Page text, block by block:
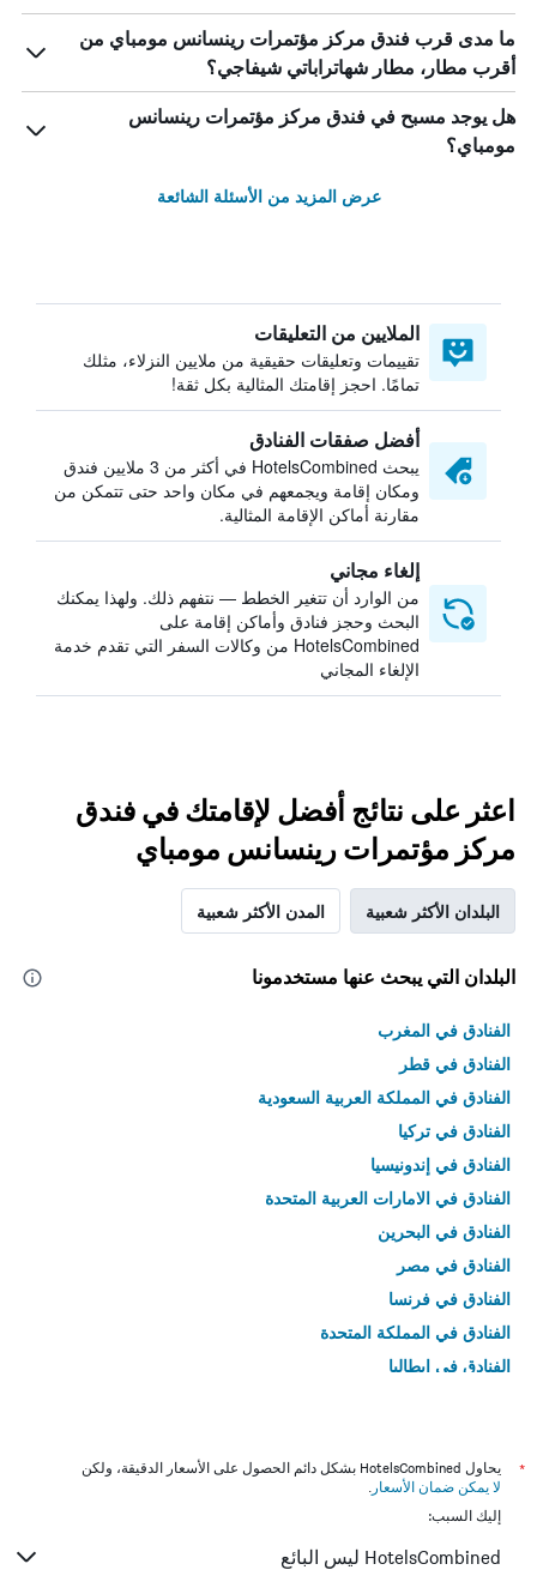
ما مدى قرب فندق مركز مؤتمرات رينسانس مومباي من
أقرب مطار، مطار شهاتراباتي شيفاجي؟
هل يوجد مسبح في فندق مركز مؤتمرات رينسانس
مومباي؟
عرض المزيد من الأسئلة الشائعة
الملايين من التعليقات
تقييمات وتعليقات حقيقية من ملايين النزلاء، مثلك
تمامًا. احجز إقامتك المثالية بكل ثقة!
أفضل صفقات الفنادق
يبحث HotelsCombined في أكثر من 3 ملايين فندق
ومكان إقامة ويجمعهم في مكان واحد حتى تتمكن من
مقارنة أماكن الإقامة المثالية.
إلغاء مجاني
من الوارد أن تتغير الخطط — نتفهم ذلك. ولهذا يمكنك
البحث وحجز فنادق وأماكن إقامة على
HotelsCombined من وكالات السفر التي تقدم خدمة
الإلغاء المجاني
اعثر على نتائج أفضل لإقامتك في فندق
مركز مؤتمرات رينسانس مومباي
البلدان الأكثر شعبية المدن الأكثر شعبية
البلدان التي يبحث عنها مستخدمونا
الفنادق في المغرب
الفنادق في قطر
الفنادق في المملكة العربية السعودية
الفنادق في تركيا
الفنادق في إندونيسيا
الفنادق في الامارات العربية المتحدة
الفنادق في البحرين
الفنادق في مصر
الفنادق في فرنسا
الفنادق في المملكة المتحدة
الفنادق في إيطاليا
*
يحاول HotelsCombined بشكل دائم الحصول على الأسعار الدقيقة، ولكن
لا يمكن ضمان الأسعار .
إليك السبب:
HotelsCombined ليس البائع